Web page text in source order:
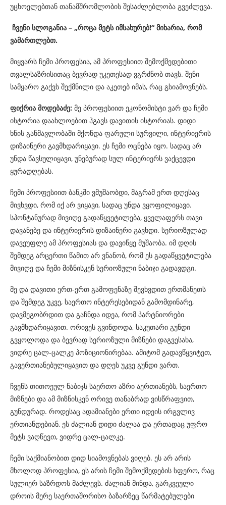
უცხოელებთან თანამშრომლობის შესაძლებლობა გვეძლევა.
ჩვენი სლოგანია – „როცა მეტს იმსახურებ!“ მიხარია, რომ
ვამართლებთ.
მიყვარს ჩემი პროფესია, ამ პროფესიით შემოქმედებითი
თვალსაზრისითაც ბევრად უკეთესად ვგრძნობ თავს. შენი
სამყარო გაქვს შექმნილი და აკეთებ იმას, რაც გსიამოვნებს.
ფიქრია მოდებაძე: მე პროფესიით ეკონომისტი ვარ და ჩემი
ისტორია დაახლოებით ჰგავს დავითის ისტორიას. დიდი
ხნის განმავლობაში მქონდა ფარული სურვილი, ინტერიერის
დიზაინერი გავმხდარიყავი. ეს ჩემი ოცნება იყო. სადაც არ
უნდა წავსულიყავი, უნებურად სულ ინტერიერს ვაქცევდი
ყურადღებას.
ჩემი პროფესიით ბანკში ვმუშაობდი, მაგრამ ერთ დღესაც
მივხვდი, რომ იქ არ ვიყავი, სადაც უნდა ვყოფილიყავი.
სპონტანურად მივიღე გადაწყვეტილება, ყველაფერს თავი
დავანებე და ინტერიერის დიზაინერი გავხდი. სერიოზულად
დავეუფლე ამ პროფესიას და დავიწყე მუშაობა. იმ დღის
შემდეგ არცერთი წამით არ ვნანობ, რომ ეს გადაწყვეტილება
მივიღე და ჩემი მიზნისკენ სერიოზული ნაბიჯი გადავდგი.
მე და დავითი ერთ-ერთ გამოფენაზე შევხვდით ერთმანეთს
და შემდეგ უკვე, საერთო ინტერესებიდან გამომდინარე,
დავმეგობრდით და გაჩნდა იდეა, რომ პარტნიორები
გავმხდარიყავით. ორივეს გვინდოდა, საკუთარი გუნდი
გვყოლოდა და ბევრად სერიოზული მიზნები დაგვესახა,
ვიდრე ცალ-ცალკე პოზიციონირებაა. ამიტომ გადავწყვიტეთ,
გავერთიანებულიყავით და დღეს უკვე გუნდი ვართ.
ჩვენს თითოეულ ნაბიჯს საერთო აზრი აერთიანებს, საერთო
მიზნები და ამ მიზნისკენ ორივე თანაბრად ვისწრაფვით,
გუნდურად. როდესაც ადამიანები ერთი იდეის ირგვლივ
ერთიანდებიან, ეს ძალიან დიდი ძალაა და ერთადაც უფრო
მეტს ვაღწევთ, ვიდრე ცალ-ცალკე.
ჩემი საქმიანობით დიდ სიამოვნებას ვიღებ. ეს არ არის
მხოლოდ პროფესია, ეს არის ჩემი შემოქმედების სფერო, რაც
სულიერ საზრდოს მაძლევს. ძალიან მინდა, გარკვეული
დროის მერე საერთაშორისო ბაზარზეც წარმატებულები